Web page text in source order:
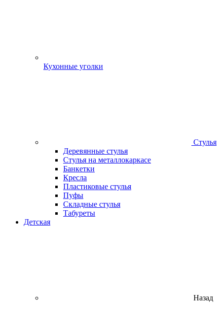
Кухонные уголки
Стулья
Деревянные стулья
Стулья на металлокаркасе
Банкетки
Кресла
Пластиковые стулья
Пуфы
Складные стулья
Табуреты
Детская
Назад